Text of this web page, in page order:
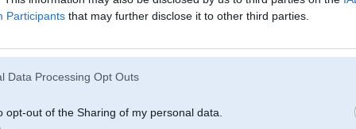
Participants that may further disclose it to other third parties.
Data Processing Opt Outs
opt-out of the Sharing of my personal data.
24. Feb 2006, 15:32